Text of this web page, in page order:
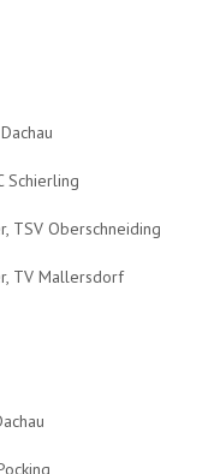
Schierling
TSV Oberschneiding
TV Mallersdorf